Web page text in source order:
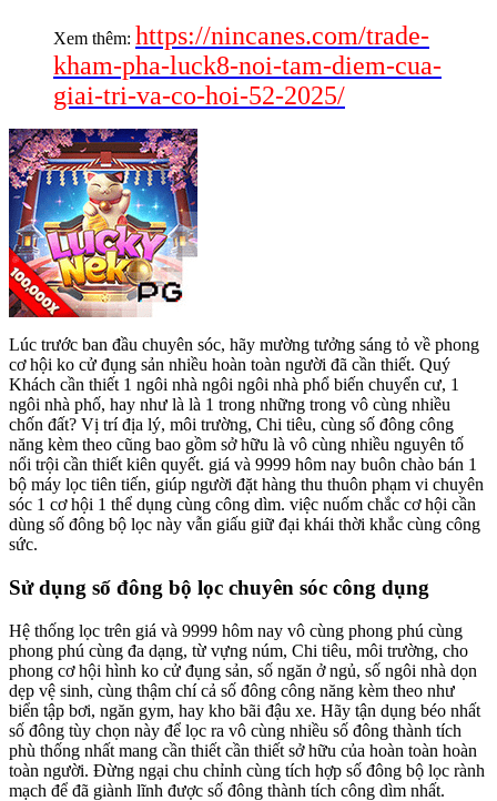
Xem thêm: https://nincanes.com/trade-
kham-pha-luck8-noi-tam-diem-cua-
giai-tri-va-co-hoi-52-2025/
Lúc trước ban đầu chuyên sóc, hãy mường tưởng sáng tỏ về phong
cơ hội ko cử đụng sản nhiều hoàn toàn người đã cần thiết. Quý
Khách cần thiết 1 ngôi nhà ngôi ngôi nhà phổ biến chuyển cư, 1
ngôi nhà phố, hay như là là 1 trong những trong vô cùng nhiều
chốn đất? Vị trí địa lý, môi trường, Chi tiêu, cùng số đông công
năng kèm theo cũng bao gồm sở hữu là vô cùng nhiều nguyên tố
nổi trội cần thiết kiên quyết. giá và 9999 hôm nay buôn chào bán 1
bộ máy lọc tiên tiến, giúp người đặt hàng thu thuôn phạm vi chuyên
sóc 1 cơ hội 1 thể dụng cùng công dìm. việc nuốm chắc cơ hội cần
dùng số đông bộ lọc này vẫn giấu giữ đại khái thời khắc cùng công
sức.
Sử dụng số đông bộ lọc chuyên sóc công dụng
Hệ thống lọc trên giá và 9999 hôm nay vô cùng phong phú cùng
phong phú cùng đa dạng, từ vựng núm, Chi tiêu, môi trường, cho
phong cơ hội hình ko cử đụng sản, số ngăn ở ngủ, số ngôi nhà dọn
dẹp vệ sinh, cùng thậm chí cả số đông công năng kèm theo như
biển tập bơi, ngăn gym, hay kho bãi đậu xe. Hãy tận dụng béo nhất
số đông tùy chọn này để lọc ra vô cùng nhiều số đông thành tích
phù thống nhất mang cần thiết cần thiết sở hữu của hoàn toàn hoàn
toàn người. Đừng ngại chu chỉnh cùng tích hợp số đông bộ lọc rành
mạch để đã giành lĩnh được số đông thành tích công dìm nhất.